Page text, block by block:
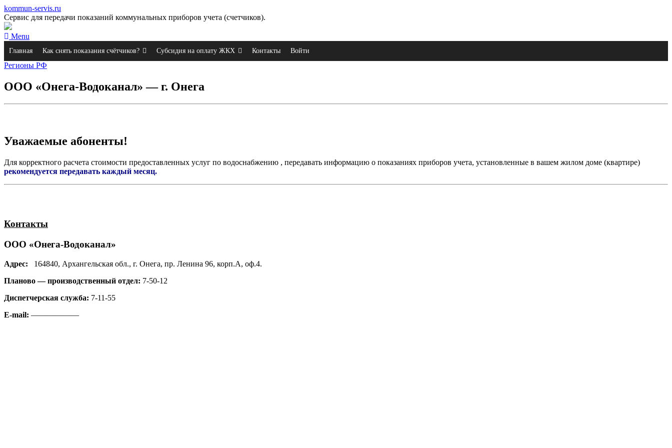
kommun-servis.ru
Сервис для передачи показаний коммунальных приборов учета (счетчиков).
Menu
Главная Как снять показания счётчиков? Субсидия на оплату ЖКХ Контакты Войти
Регионы РФ
ООО «Онега-Водоканал» — г. Онега
Уважаемые абоненты!
Для корректного расчета стоимости предоставленных услуг по водоснабжению , передавать информацию о показаниях приборов учета, установленные в вашем жилом доме (квартире)
рекомендуется передавать каждый месяц.
Контакты
ООО «Онега-Водоканал»
Адрес:
164840, Архангельская обл., г. Онега, пр. Ленина 96, корп.А, оф.4.
Планово — производственный отдел: 7-50-12
Диспетчерская служба: 7-11-55
E-mail: ——————